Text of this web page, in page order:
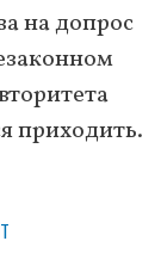
на допрос
приходить.